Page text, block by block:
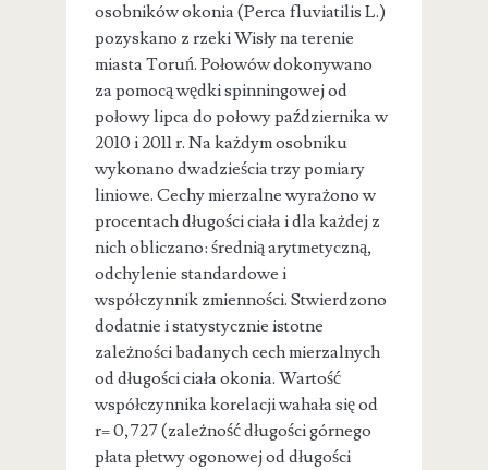
osobników okonia (Perca fluviatilis L.)
pozyskano z rzeki Wisły na terenie
miasta Toruń. Połowów dokonywano
za pomocą wędki spinningowej od
połowy lipca do połowy października w
2010 i 2011 r. Na każdym osobniku
wykonano dwadzieścia trzy pomiary
liniowe. Cechy mierzalne wyrażono w
procentach długości ciała i dla każdej z
nich obliczano: średnią arytmetyczną,
odchylenie standardowe i
współczynnik zmienności. Stwierdzono
dodatnie i statystycznie istotne
zależności badanych cech mierzalnych
od długości ciała okonia. Wartość
współczynnika korelacji wahała się od
r= 0,727 (zależność długości górnego
płata płetwy ogonowej od długości